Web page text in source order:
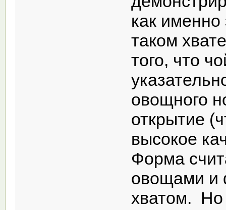
как именно
таком
того, что
овощного
открытие
высокое
Форма
овощами и
хватом. Но